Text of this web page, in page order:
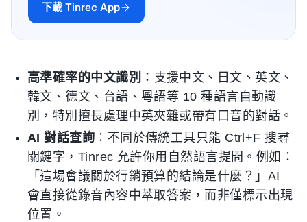
下載 Tinrec App
高準確率的中文識別 ：支援中文、日文、英文、
韓文、德文、台語、粵語等 10 種語言自動識
別，特別擅長處理中英夾雜或帶有口音的對話。
AI 對話查詢 ：不同於傳統工具只能 Ctrl+F 搜尋
關鍵字，Tinrec 允許你用自然語言提問。例如：
「這場會議關於行銷預算的結論是什麼？」AI
會直接從錄音內容中萃取答案，而非僅標示出現
位置。